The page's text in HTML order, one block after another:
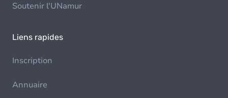
Soutenir l'UNamur
Liens rapides
Inscription
Annuaire